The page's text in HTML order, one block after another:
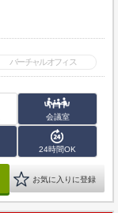
バーチャルオフィス
会議室
24時間OK
お気に入りに登録